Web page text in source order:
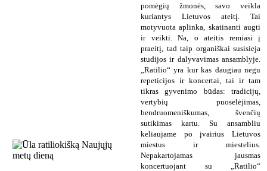
pomėgių žmonės, savo veikla
kuriantys Lietuvos ateitį. Tai
motyvuota aplinka, skatinanti augti
ir veikti. Na, o ateitis remiasi į
praeitį, tad taip organiškai susisieja
studijos ir dalyvavimas ansamblyje.
„Ratilio“ yra kur kas daugiau negu
repeticijos ir koncertai, tai ir tam
tikras gyvenimo būdas: tradicijų,
vertybių puoselėjimas,
bendruomeniškumas, švenčių
sutikimas kartu. Su ansambliu
keliaujame po įvairius Lietuvos
miestus ir miestelius.
Nepakartojamas jausmas
koncertuojant su „Ratilio“